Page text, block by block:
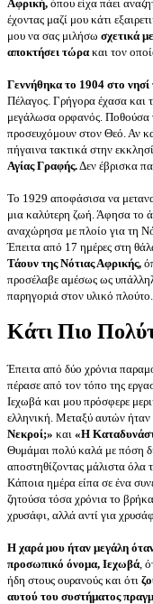
Αφρική, όπου είχα πάει
έχοντας μαζί μου κάτι
μου να σας μιλήσω σχετικά
αποκτήσει τώρα και τον
Γεννήθηκα το 1904 στο νησί
Πέλαγος. Γρήγορα έχασα και
μεγάλωσα ορφανός. Ποθούσα
προσευχόμουν στον Θεό. Αν
πήγαινα τακτικά στην
Αγίας Γραφής.Δεν έβρισκα
Το 1929 αποφάσισα να
μια καλύτερη ζωή. Άφησα το
αναχώρησα με πλοίο για τη
Έπειτα από 17 ημέρες στη
Τάουν της Νότιας Αφρικής,
προσέλαβε αμέσως ως
παρηγοριά στον υλικό πλούτο.
Κάτι Πιο
Έπειτα από δύο χρόνια
πέρασε από τον τόπο της
Ιεχωβά και μου πρόσφερε
ελληνική. Μεταξύ αυτών ήταν
Νεκροί;» και «Η
Θυμάμαι πολύ καλά με πόση
αποστηθίζοντας μάλιστα όλα
Κάποια ημέρα είπα σε ένα
ζητούσα τόσα χρόνια το
χρυσάφι, αλλά αντί για
Η χαρά μου ήταν μεγάλη
προσωπικό όνομα, Ιεχωβά ,
ήδη στους ουρανούς και ότι
αυτού του συστήματος